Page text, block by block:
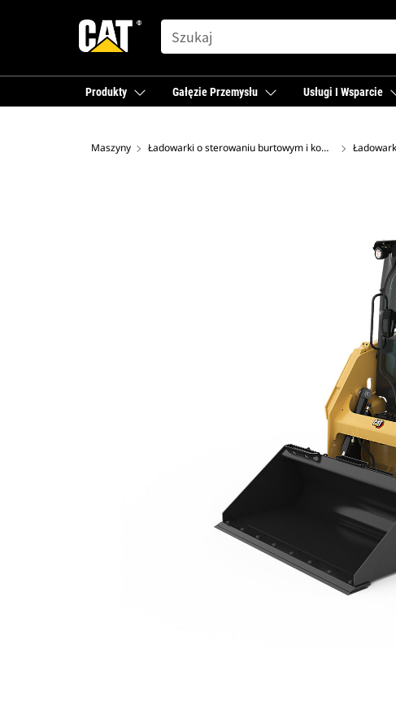
SEARCH
Produkty Gałęzie Przemysłu Usługi I Wsparcie
Maszyny Ładowarki o sterowaniu burtowym i kompaktowe ładowarki gąsienicowe